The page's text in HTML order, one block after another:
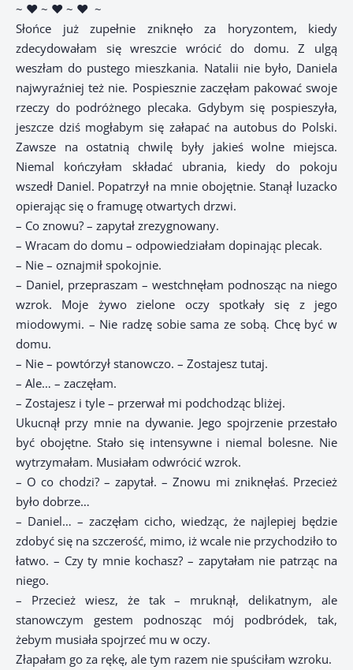
~ ♥ ~ ♥ ~ ♥ ~
Słońce już zupełnie zniknęło za horyzontem, kiedy
zdecydowałam się wreszcie wrócić do domu. Z ulgą
weszłam do pustego mieszkania. Natalii nie było, Daniela
najwyraźniej też nie. Pospiesznie zaczęłam pakować swoje
rzeczy do podróżnego plecaka. Gdybym się pospieszyła,
jeszcze dziś mogłabym się załapać na autobus do Polski.
Zawsze na ostatnią chwilę były jakieś wolne miejsca.
Niemal kończyłam składać ubrania, kiedy do pokoju
wszedł Daniel. Popatrzył na mnie obojętnie. Stanął luzacko
opierając się o framugę otwartych drzwi.
– Co znowu? – zapytał zrezygnowany.
– Wracam do domu – odpowiedziałam dopinając plecak.
– Nie – oznajmił spokojnie.
– Daniel, przepraszam – westchnęłam podnosząc na niego
wzrok. Moje żywo zielone oczy spotkały się z jego
miodowymi. – Nie radzę sobie sama ze sobą. Chcę być w
domu.
– Nie – powtórzył stanowczo. – Zostajesz tutaj.
– Ale… – zaczęłam.
– Zostajesz i tyle – przerwał mi podchodząc bliżej.
Ukucnął przy mnie na dywanie. Jego spojrzenie przestało
być obojętne. Stało się intensywne i niemal bolesne. Nie
wytrzymałam. Musiałam odwrócić wzrok.
– O co chodzi? – zapytał. – Znowu mi zniknęłaś. Przecież
było dobrze…
– Daniel… – zaczęłam cicho, wiedząc, że najlepiej będzie
zdobyć się na szczerość, mimo, iż wcale nie przychodziło to
łatwo. – Czy ty mnie kochasz? – zapytałam nie patrząc na
niego.
– Przecież wiesz, że tak – mruknął, delikatnym, ale
stanowczym gestem podnosząc mój podbródek, tak,
żebym musiała spojrzeć mu w oczy.
Złapałam go za rękę, ale tym razem nie spuściłam wzroku.